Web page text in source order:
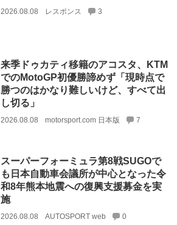
2026.08.08 レスポンス 3
来季ドゥカティ移籍のアコスタ、KTM
でのMotoGP初優勝諦めず「現時点で
勝つのはかなり難しいけど、すべて出
し切る」
2026.08.08 motorsport.com 日本版 7
スーパーフォーミュラ第8戦SUGOで
も日本自動車会議所が中心となった令
和8年熊本地震への復興支援募金を実
施
2026.08.08 AUTOSPORT web 0